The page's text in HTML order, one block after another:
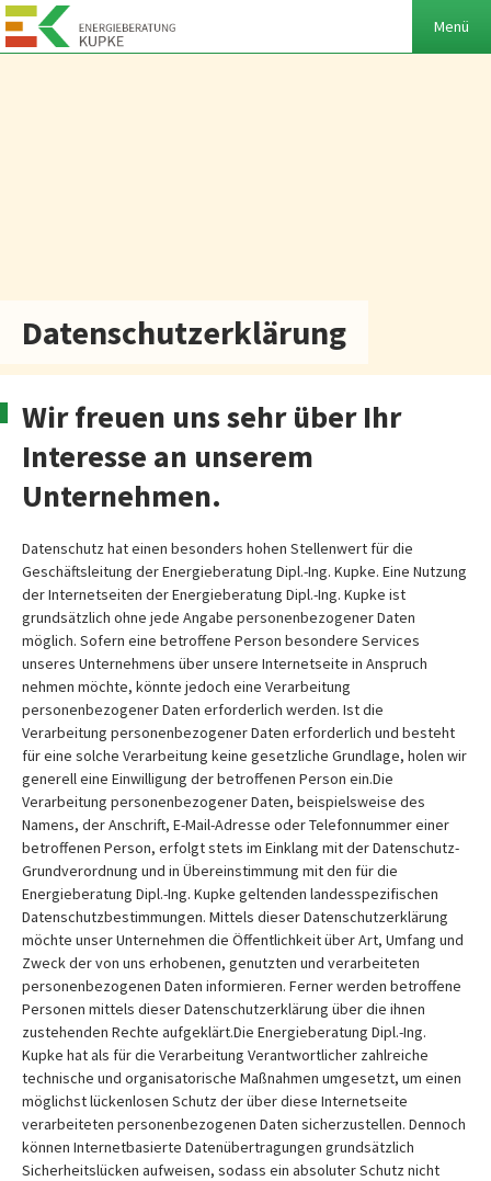
Datenschutzerklärung
Wir freuen uns sehr über Ihr
Interesse an unserem
Unternehmen.
Datenschutz hat einen besonders hohen Stellenwert für die
Geschäftsleitung der Energieberatung Dipl.-Ing. Kupke. Eine Nutzung
der Internetseiten der Energieberatung Dipl.-Ing. Kupke ist
grundsätzlich ohne jede Angabe personenbezogener Daten
möglich. Sofern eine betroffene Person besondere Services
unseres Unternehmens über unsere Internetseite in Anspruch
nehmen möchte, könnte jedoch eine Verarbeitung
personenbezogener Daten erforderlich werden. Ist die
Verarbeitung personenbezogener Daten erforderlich und besteht
für eine solche Verarbeitung keine gesetzliche Grundlage, holen wir
generell eine Einwilligung der betroffenen Person ein.Die
Verarbeitung personenbezogener Daten, beispielsweise des
Namens, der Anschrift, E-Mail-Adresse oder Telefonnummer einer
betroffenen Person, erfolgt stets im Einklang mit der Datenschutz-
Grundverordnung und in Übereinstimmung mit den für die
Energieberatung Dipl.-Ing. Kupke geltenden landesspezifischen
Datenschutzbestimmungen. Mittels dieser Datenschutzerklärung
möchte unser Unternehmen die Öffentlichkeit über Art, Umfang und
Zweck der von uns erhobenen, genutzten und verarbeiteten
personenbezogenen Daten informieren. Ferner werden betroffene
Personen mittels dieser Datenschutzerklärung über die ihnen
zustehenden Rechte aufgeklärt.Die Energieberatung Dipl.-Ing.
Kupke hat als für die Verarbeitung Verantwortlicher zahlreiche
technische und organisatorische Maßnahmen umgesetzt, um einen
möglichst lückenlosen Schutz der über diese Internetseite
verarbeiteten personenbezogenen Daten sicherzustellen. Dennoch
können Internetbasierte Datenübertragungen grundsätzlich
Sicherheitslücken aufweisen, sodass ein absoluter Schutz nicht